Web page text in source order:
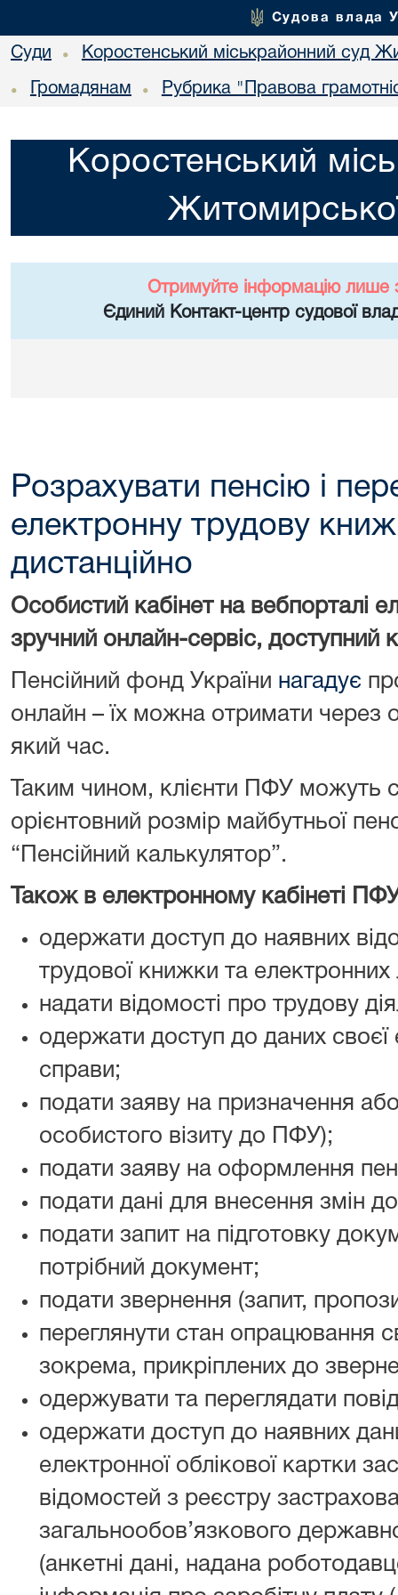
Судова влада
Суди • Коростенський міськрайонний суд
• Громадянам • Рубрика "Правова
Коростенський
Отримуйте інформацію лише
Єдиний Контакт-центр судової
Розрахувати пенсію і
електронну трудову
дистанційно
Особистий кабінет на вебпорталі
зручний онлайн-сервіс, доступний
Пенсійний фонд України нагадує
онлайн – їх можна отримати через
який час.
Таким чином, клієнти ПФУ можуть
орієнтовний розмір майбутньої
“Пенсійний калькулятор”.
Також в електронному кабінеті
одержати доступ до наявних
трудової книжки та електронних
надати відомості про трудову
одержати доступ до даних своєї
справи;
подати заяву на призначення
особистого візиту до ПФУ);
подати заяву на оформлення
подати дані для внесення змін
подати запит на підготовку
потрібний документ;
подати звернення (запит,
переглянути стан опрацювання
зокрема, прикріплених до
одержувати та переглядати
одержати доступ до наявних
електронної облікової картки
відомостей з реєстру
загальнообов’язкового
(анкетні дані, надана